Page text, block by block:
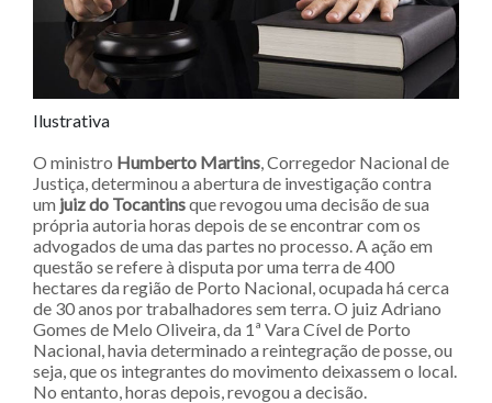
Ilustrativa
O ministro Humberto Martins, Corregedor Nacional de
Justiça, determinou a abertura de investigação contra
um juiz do Tocantinsque revogou uma decisão de sua
própria autoria horas depois de se encontrar com os
advogados de uma das partes no processo. A ação em
questão se refere à disputa por uma terra de 400
hectares da região de Porto Nacional, ocupada há cerca
de 30 anos por trabalhadores sem terra. O juiz Adriano
Gomes de Melo Oliveira, da 1ª Vara Cível de Porto
Nacional, havia determinado a reintegração de posse, ou
seja, que os integrantes do movimento deixassem o local.
No entanto, horas depois, revogou a decisão.